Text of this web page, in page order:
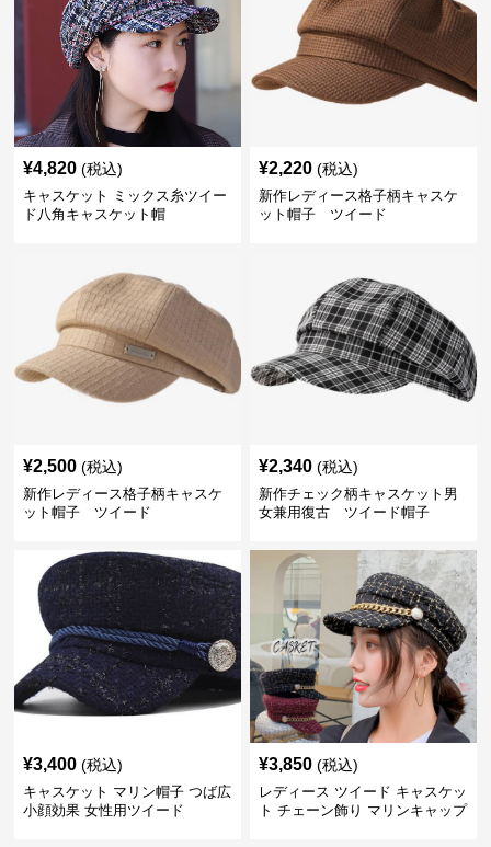
¥4,820 (税込)
キャスケット ミックス糸ツイー
ド八角キャスケット帽
¥2,220 (税込)
新作レディース格子柄キャスケ
ット帽子 ツイード
¥2,500 (税込)
新作レディース格子柄キャスケ
ット帽子 ツイード
¥2,340 (税込)
新作チェック柄キャスケット男
女兼用復古 ツイード帽子
¥3,400 (税込)
キャスケット マリン帽子 つば広
小顔効果 女性用ツイード
¥3,850 (税込)
レディース ツイード キャスケッ
ト チェーン飾り マリンキャップ